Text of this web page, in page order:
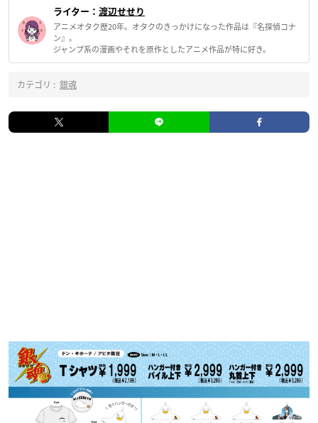
ライター： 渡辺せせり
アニメオタク歴20年。オタクのきっかけになった作品は『名探偵コナ
ン』。
ジャンプ系の漫画やそれを原作としたアニメ作品が特に好き。
カテゴリ : 銀魂